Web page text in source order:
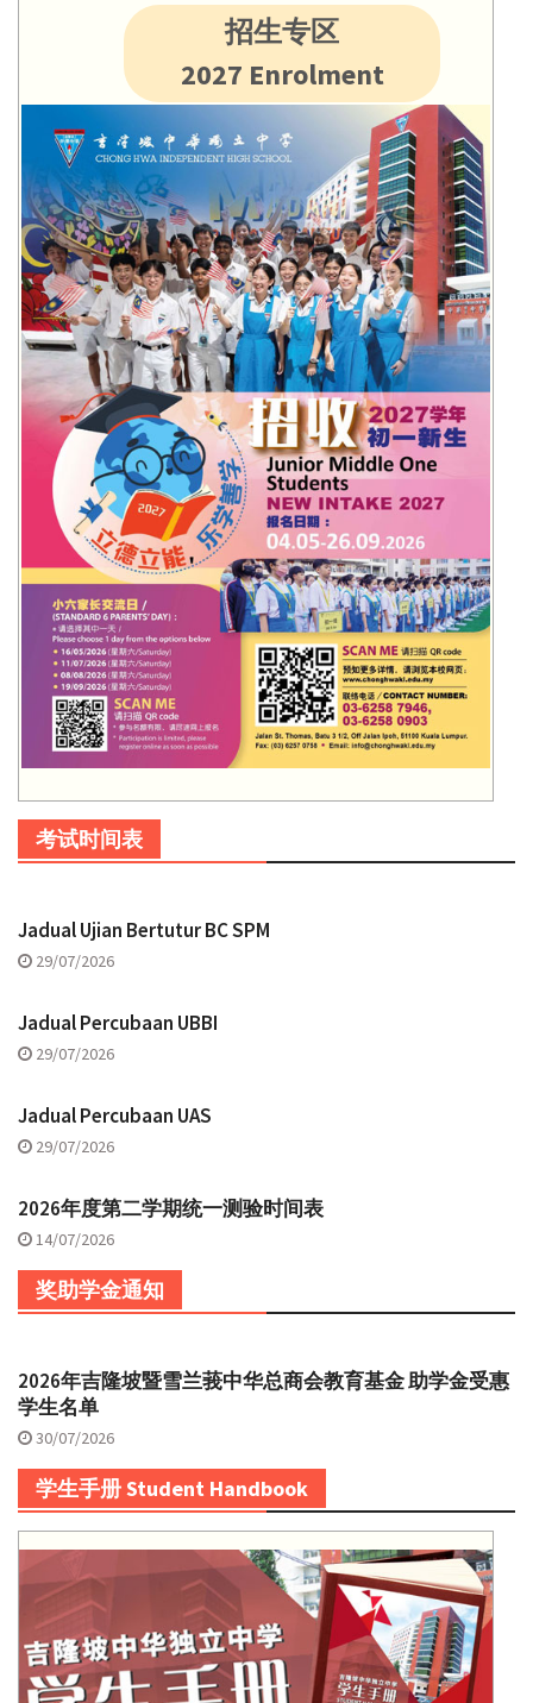
招生专区
2027 Enrolment
考试时间表
Jadual Ujian Bertutur BC SPM
29/07/2026
Jadual Percubaan UBBI
29/07/2026
Jadual Percubaan UAS
29/07/2026
2026年度第二学期统一测验时间表
14/07/2026
奖助学金通知
2026年吉隆坡暨雪兰莪中华总商会教育基金 助学金受惠
学生名单
30/07/2026
学生手册 Student Handbook